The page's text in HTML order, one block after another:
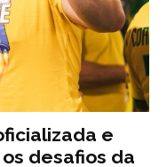
e
desafios da